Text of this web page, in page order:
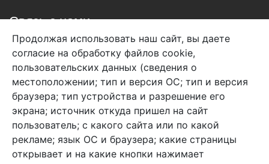
Связь с нами
+7 (495) 933-38-08
info@arben-textile.ru- оптовые продажи
Арбен текстиль г. Щелково, пер.
1-й Советский д.25, владение 2.
Продолжая использовать наш сайт, вы даете
согласие на обработку файлов cookie,
пользовательских данных (сведения о
местоположении; тип и версия ОС; тип и версия
браузера; тип устройства и разрешение его
экрана; источник откуда пришел на сайт
пользователь; с какого сайта или по какой
рекламе; язык ОС и браузера; какие страницы
открывает и на какие кнопки нажимает